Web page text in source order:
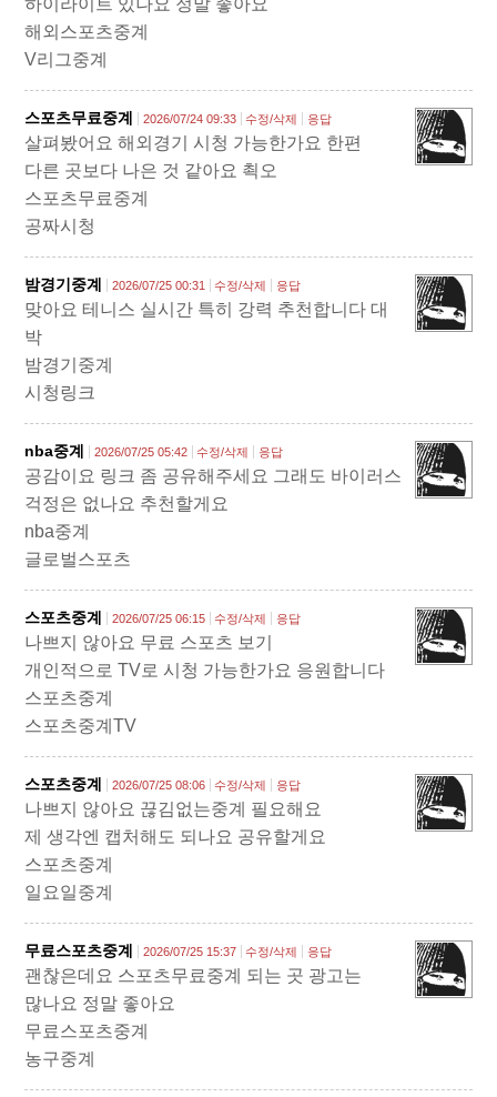
하이라이트 있나요 정말 좋아요
해외스포츠중계
V리그중계
스포츠무료중계 2026/07/24 09:33 수정/삭제 응답
살펴봤어요 해외경기 시청 가능한가요 한편
다른 곳보다 나은 것 같아요 쵝오
스포츠무료중계
공짜시청
밤경기중계 2026/07/25 00:31 수정/삭제 응답
맞아요 테니스 실시간 특히 강력 추천합니다 대
박
밤경기중계
시청링크
nba중계 2026/07/25 05:42 수정/삭제 응답
공감이요 링크 좀 공유해주세요 그래도 바이러스
걱정은 없나요 추천할게요
nba중계
글로벌스포츠
스포츠중계 2026/07/25 06:15 수정/삭제 응답
나쁘지 않아요 무료 스포츠 보기
개인적으로 TV로 시청 가능한가요 응원합니다
스포츠중계
스포츠중계TV
스포츠중계 2026/07/25 08:06 수정/삭제 응답
나쁘지 않아요 끊김없는중계 필요해요
제 생각엔 캡처해도 되나요 공유할게요
스포츠중계
일요일중계
무료스포츠중계 2026/07/25 15:37 수정/삭제 응답
괜찮은데요 스포츠무료중계 되는 곳 광고는
많나요 정말 좋아요
무료스포츠중계
농구중계